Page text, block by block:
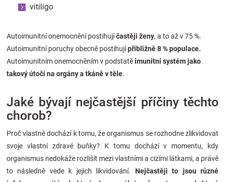
vitiligo
Autoimunitní onemocnění postihujíčastěji ženy, a to až v 75 %.
Autoimunitní poruchy obecně postihujípřibližně 8 % populace.
Autoimunitním onemocněním v podstatěimunitní systém jako
takový útočí na orgány a tkáně v těle.
Jaké bývají nejčastější příčiny těchto
chorob?
Proč vlastně dochází k tomu, že organismus se rozhodne zlikvidovat
svoje vlastní zdravé buňky? K tomu dochází v momentu, kdy
organismus nedokáže rozlišit mezi vlastními a cizími látkami, a právě
to následně vede k jejich likvidování. Nejčastěji to jsou různé